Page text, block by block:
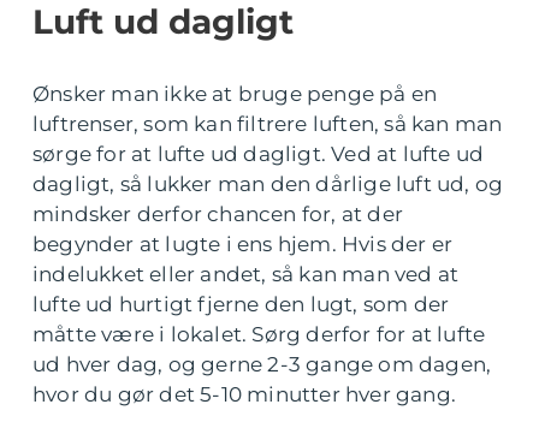
Luft ud dagligt
Ønsker man ikke at bruge penge på en
luftrenser, som kan filtrere luften, så kan man
sørge for at lufte ud dagligt. Ved at lufte ud
dagligt, så lukker man den dårlige luft ud, og
mindsker derfor chancen for, at der
begynder at lugte i ens hjem. Hvis der er
indelukket eller andet, så kan man ved at
lufte ud hurtigt fjerne den lugt, som der
måtte være i lokalet. Sørg derfor for at lufte
ud hver dag, og gerne 2-3 gange om dagen,
hvor du gør det 5-10 minutter hver gang.